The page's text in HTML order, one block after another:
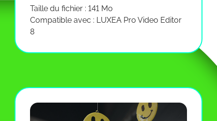
Taille du fichier : 141 Mo
Compatible avec : LUXEA Pro Video Editor
8